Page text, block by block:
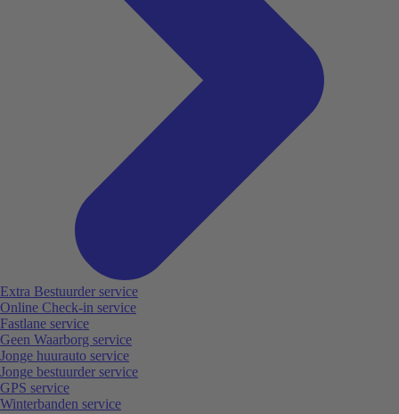
Extra Bestuurder service
Online Check-in service
Fastlane service
Geen Waarborg service
Jonge huurauto service
Jonge bestuurder service
GPS service
Winterbanden service